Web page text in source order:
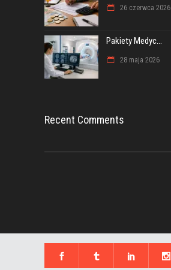
26 czerwca 2026
Pakiety Medyc...
28 maja 2026
Recent Comments